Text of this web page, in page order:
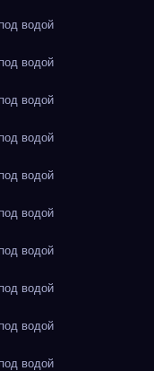
водой
водой
водой
водой
водой
водой
водой
водой
водой
водой